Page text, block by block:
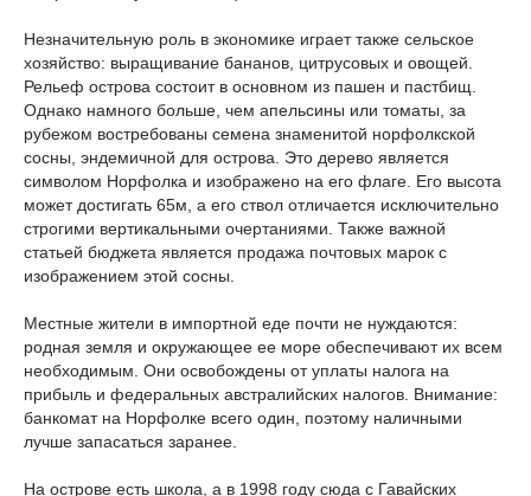
Незначительную роль в экономике играет также сельское
хозяйство: выращивание бананов, цитрусовых и овощей.
Рельеф острова состоит в основном из пашен и пастбищ.
Однако намного больше, чем апельсины или томаты, за
рубежом востребованы семена знаменитой норфолкской
сосны, эндемичной для острова. Это дерево является
символом Норфолка и изображено на его флаге. Его высота
может достигать 65м, а его ствол отличается исключительно
строгими вертикальными очертаниями. Также важной
статьей бюджета является продажа почтовых марок с
изображением этой сосны.
Местные жители в импортной еде почти не нуждаются:
родная земля и окружающее ее море обеспечивают их всем
необходимым. Они освобождены от уплаты налога на
прибыль и федеральных австралийских налогов. Внимание:
банкомат на Норфолке всего один, поэтому наличными
лучше запасаться заранее.
На острове есть школа, а в 1998 году сюда с Гавайских